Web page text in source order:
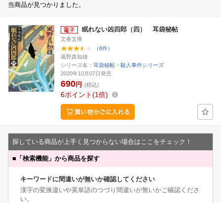
当商品が見つかりました。
眠れない凶四郎（四） 耳袋秘帖
文春文庫
（8件）
風野真知雄
シリーズ名： 耳袋秘帖・殺人事件シリーズ
2020年10月07日発売
690円 (税込)
6ポイント 1倍
探している商品が上手く見つからない場合はここをチェック！
■ 「検索機能」から商品を探す
キーワードに間違いが無いか確認してください
漢字の変換違いや英単語のつづり間違いが無いかご確認くださ
い。